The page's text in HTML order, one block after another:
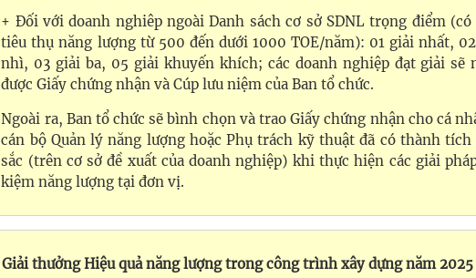
+ Đối với doanh nghiêp ngoài Danh sách cơ sở SDNL trọng điểm (có
tiêu thụ năng lượng từ 500 đến dưới 1000 TOE/năm): 01 giải nhất,
nhì, 03 giải ba, 05 giải khuyến khích; các doanh nghiệp đạt giải sẽ
được Giấy chứng nhận và Cúp lưu niệm của Ban tổ chức.
Ngoài ra, Ban tổ chức sẽ bình chọn và trao Giấy chứng nhận cho cá
cán bộ Quản lý năng lượng hoặc Phụ trách kỹ thuật đã có thành tích
sắc (trên cơ sở đề xuất của doanh nghiệp) khi thực hiện các giải
kiệm năng lượng tại đơn vị.
Giải thưởng Hiệu quả năng lượng trong công trình xây dựng năm 2025